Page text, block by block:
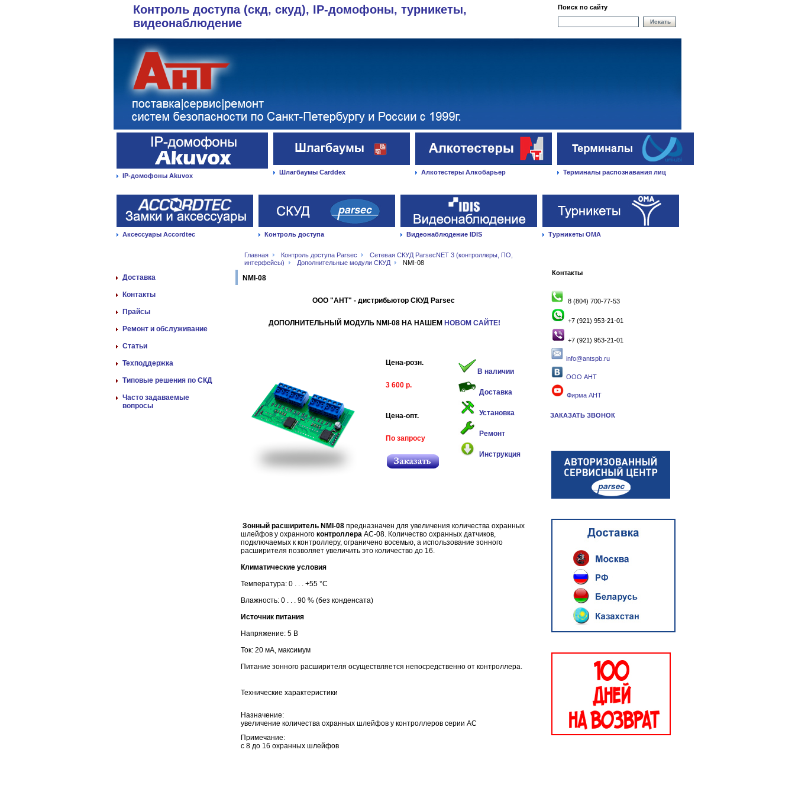
Контроль доступа (скд, скуд), IP-домофоны, турникеты,
видеонаблюдение
Поиск по сайту
Искать
IP-домофоны Akuvox Шлагбаумы Carddex Алкотестеры Алкобарьер Терминалы распознавания лиц
Аксессуары Accordtec Контроль доступа Видеонаблюдение IDIS Турникеты ОМА
Главная Контроль доступа Parsec
Сетевая СКУД ParsecNET 3 (контроллеры, ПО,
интерфейсы)
Дополнительные модули СКУД NMI-08
Доставка
Контакты
Прайсы
Ремонт и обслуживание
Статьи
Техподдержка
Типовые решения по СКД
Часто задаваемые
вопросы
NMI-08
ООО "АНТ" - дистрибьютор СКУД Parsec
ДОПОЛНИТЕЛЬНЫЙ МОДУЛЬ NMI-08 НА НАШЕМ НОВОМ САЙТЕ!
Цена-розн.
3 600 р.
Цена-опт.
По запросу
В наличии
Доставка
Установка
Ремонт
Инструкция
Зонный расширитель NMI-08 предназначен для увеличения количества охранных
шлейфов у охранного контроллера AC-08. Количество охранных датчиков,
подключаемых к контроллеру, ограничено восемью, а использование зонного
расширителя позволяет увеличить это количество до 16.
Климатические условия
Температура: 0 . . . +55 °C
Влажность: 0 . . . 90 % (без конденсата)
Источник питания
Напряжение: 5 В
Ток: 20 мА, максимум
Питание зонного расширителя осуществляется непосредственно от контроллера.
Технические характеристики
Назначение:
увеличение количества охранных шлейфов у контроллеров серии AC
Примечание:
с 8 до 16 охранных шлейфов
Контакты
8 (804) 700-77-53
+7 (921) 953-21-01
+7 (921) 953-21-01
info@antspb.ru
ООО АНТ
Фирма АНТ
ЗАКАЗАТЬ ЗВОНОК